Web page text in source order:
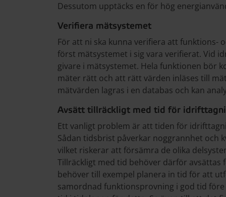
Dessutom upptäcks en för hög
Verifiera mätsystemet
För att ni ska kunna verifiera att funktions-
först mätsystemet i sig vara verifierat. Vid
givare i mätsystemet. Hela funktionen bör
mäter rätt och att rätt värden inläses till
mätvärden lagras i en databas och kan
Avsätt tillräckligt med tid för
Ett vanligt problem är att tiden för
Sådan tidsbrist påverkar noggrannhet och
vilket riskerar att försämra de olika
Tillräckligt med tid behöver därför
behöver till exempel planera in tid för att
samordnad funktionsprovning i god tid